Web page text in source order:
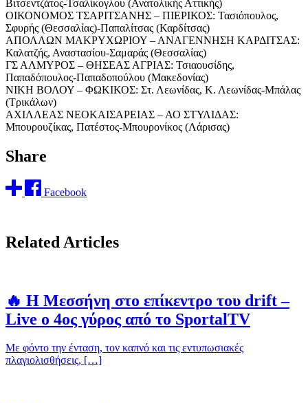
Βιτσεντζάτος-Τσαλίκογλου (Ανατολικής Αττικής)
ΟΙΚΟΝΟΜΟΣ ΤΣΑΡΙΤΣΑΝΗΣ – ΠΙΕΡΙΚΟΣ: Τασιόπουλος,
Σφυρής (Θεσσαλίας)-Παπαλίτσας (Καρδίτσας)
ΑΠΟΛΛΩΝ ΜΑΚΡΥΧΩΡΙΟΥ – ΑΝΑΓΕΝΝΗΣΗ ΚΑΡΔΙΤΣΑΣ:
Καλατζής, Αναστασίου-Σαμαράς (Θεσσαλίας)
ΓΣ ΑΛΜΥΡΟΣ – ΘΗΣΕΑΣ ΑΓΡΙΑΣ: Τσιαουσίδης,
Παπαδόπουλος-Παπαδοπούλου (Μακεδονίας)
ΝΙΚΗ ΒΟΛΟΥ – ΦΩΚΙΚΟΣ: Στ. Λεωνίδας, Κ. Λεωνίδας-Μπάλας
(Τρικάλων)
ΑΧΙΛΛΕΑΣ ΝΕΟΚΑΙΣΑΡΕΙΑΣ – ΑΟ ΣΤΥΛΙΔΑΣ:
Μπουρουζίκας, Πατέστος-Μπουρονίκος (Λάρισας)
Share
Facebook
Related Articles
🔥 Η Μεσσήνη στο επίκεντρο του drift –
Live ο 4ος γύρος από το SportalTV
Με φόντο την ένταση, τον καπνό και τις εντυπωσιακές
πλαγιολισθήσεις, […]